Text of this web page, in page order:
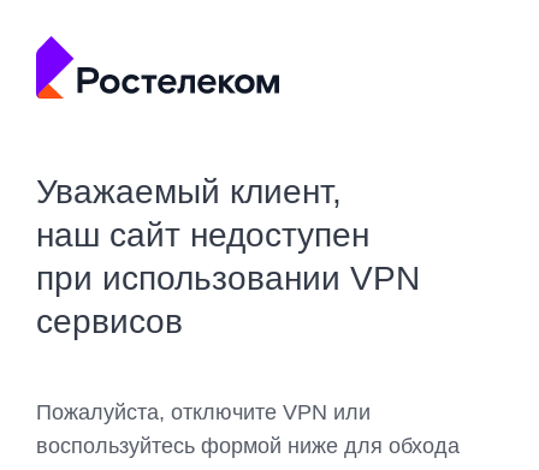
Уважаемый клиент,
наш сайт недоступен
при использовании VPN
сервисов
Пожалуйста, отключите VPN или
воспользуйтесь формой ниже для обхода